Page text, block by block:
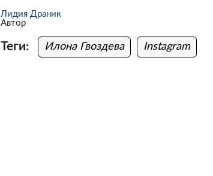
Лидия Драник
Автор
Теги: Илона Гвоздева Instagram